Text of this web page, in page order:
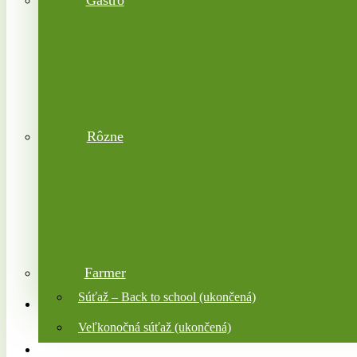
Rôzne
Farmer
Súťaž – Back to school (ukončená)
Veľkonočná súťaž (ukončená)